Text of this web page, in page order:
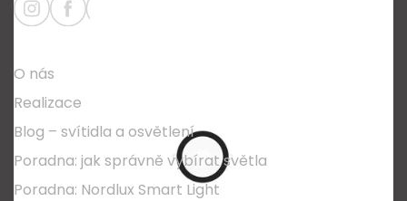
O nás
Realizace
Blog – svítidla a osvětlení
Poradna: jak správně vybírat světla
Poradna: Nordlux Smart Light